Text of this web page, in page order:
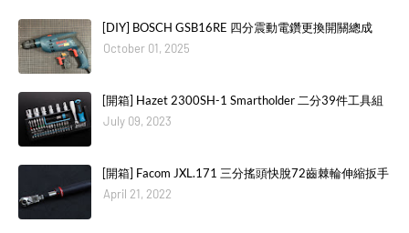
[DIY] BOSCH GSB16RE 四分震動電鑽更換開關總成
October 01, 2025
[開箱] Hazet 2300SH-1 Smartholder 二分39件工具組
July 09, 2023
[開箱] Facom JXL.171 三分搖頭快脫72齒棘輪伸縮扳手
April 21, 2022